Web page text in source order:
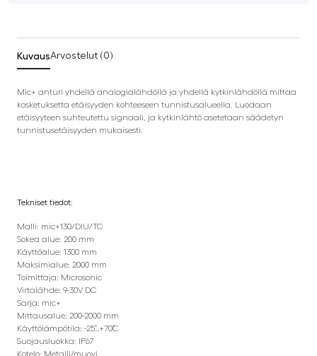
KuvausArvostelut (0)
Mic+ anturi yhdellä analogialähdöllä ja yhdellä kytkinlähdöllä mittaa
kosketuksetta etäisyyden kohteeseen tunnistusalueella. Luodaan
etäisyyteen suhteutettu signaali, ja kytkinlähtö asetetaan säädetyn
tunnistusetäisyyden mukaisesti.
Tekniset tiedot:
Malli: mic+130/DIU/TC
Sokea alue: 200 mm
Käyttöalue: 1300 mm
Maksimialue: 2000 mm
Toimittaja: Microsonic
Virtalähde: 9-30V DC
Sarja: mic+
Mittausalue: 200-2000 mm
Käyttölämpötila: -25˚…+70˚C
Suojausluokka: IP67
Kotelo: Metalli/muovi